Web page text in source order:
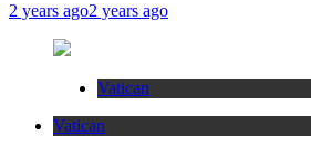
2 years ago2 years ago
Vatican
Vatican